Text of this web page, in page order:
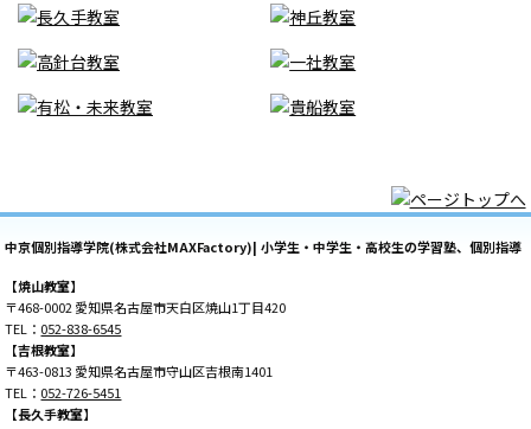
中京個別指導学院(株式会社MAXFactory)| 小学生・中学生・高校生の学習塾、個別指導
【焼山教室】
〒468-0002 愛知県名古屋市天白区焼山1丁目420
TEL： 052-838-6545
【吉根教室】
〒463-0813 愛知県名古屋市守山区吉根南1401
TEL： 052-726-5451
【長久手教室】